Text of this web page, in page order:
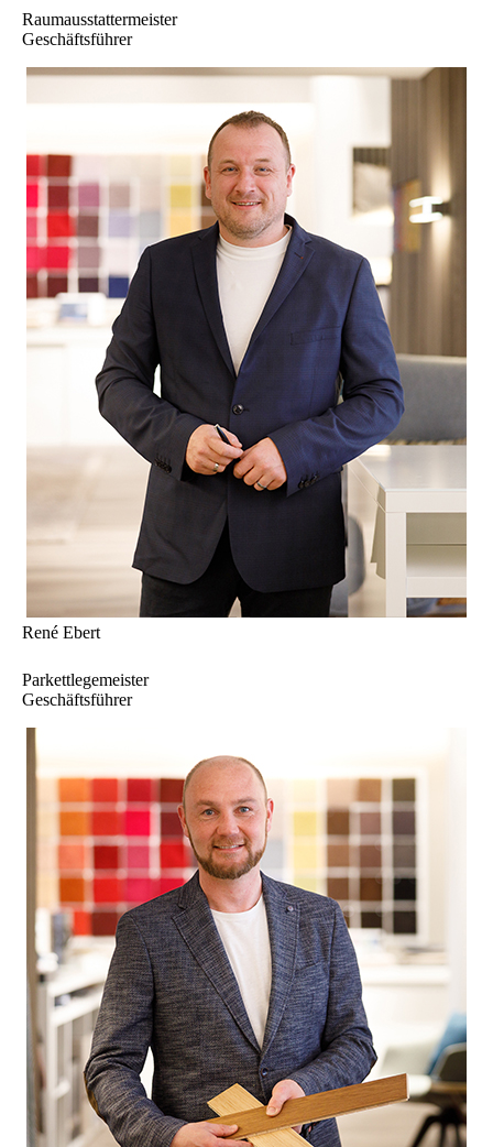
Raumausstattermeister
Geschäftsführer
René Ebert
Parkettlegemeister
Geschäftsführer